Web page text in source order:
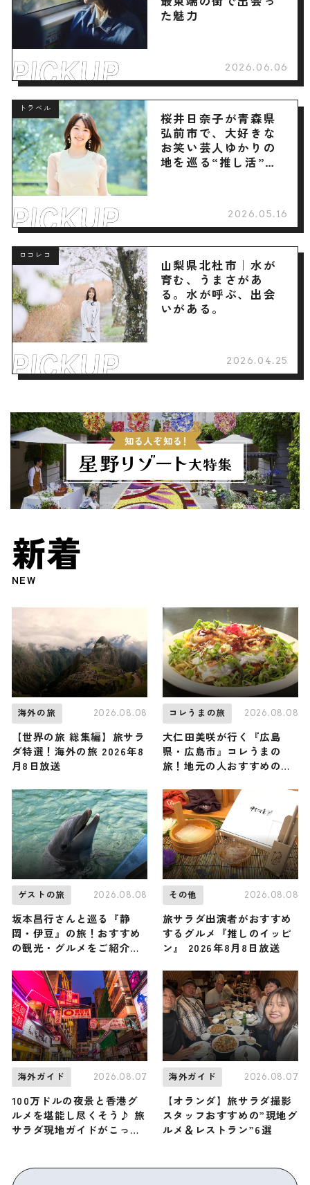
た魅力
2026.06.06
トラベル
桜井日奈子が青森県
弘前市で、大好きな
お笑い芸人ゆかりの
地を巡る“推し活”旅
2026.05.16
ロコレコ
山梨県北杜市｜水が
育む、うまさがあ
る。水が呼ぶ、出会
いがある。
2026.04.25
新着
NEW
海外の旅 2026.08.08
【世界の旅 総集編】旅サラ
ダ特選！海外の旅 2026年8
月8日放送
コレうまの旅 2026.08.08
大仁田美咲が行く『広島
県・広島市』コレうまの
旅！地元の人おすすめのご
8月8日放送
ゲストの旅 2026.08.08
坂本昌行さんと巡る『静
岡・伊豆』の旅！おすすめ
の観光・グルメをご紹介
その他 2026.08.08
旅サラダ出演者がおすすめ
するグルメ『推しのイッピ
ン』 2026年8月8日放送
海外ガイド 2026.08.07
100万ドルの夜景と香港グ
ルメを堪能し尽くそう♪ 旅
サラダ現地ガイドがこっそ
産3選
海外ガイド 2026.08.07
【オランダ】旅サラダ撮影
スタッフおすすめの”現地グ
ルメ＆レストラン”6選